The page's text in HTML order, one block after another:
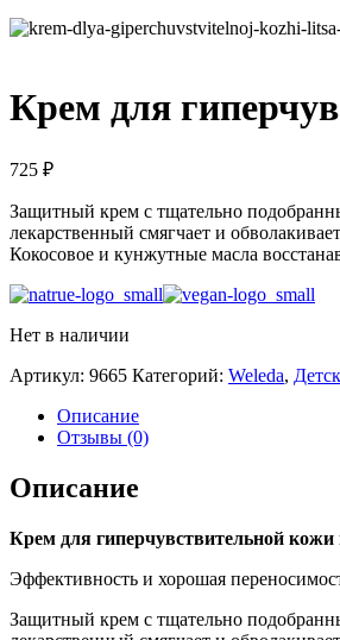
Крем для
725 ₽
Защитный крем с тщательно
лекарственный смягчает и
Кокосовое и кунжутные масла
Нет в наличии
Артикул: 9665 Категорий: Weleda,
Описание
Отзывы (0)
Описание
Крем для гиперчувствительной кожи
Эффективность и хорошая
Защитный крем с тщательно